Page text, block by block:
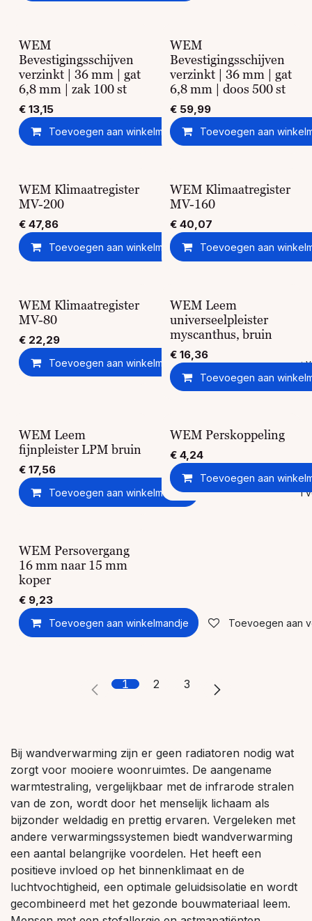
WEM
Bevestigingsschijven
verzinkt | 36 mm | gat
6,8 mm | zak 100 st
€ 13,15
Toevoegen aan winkelmandje Toevoegen aan
WEM
Bevestigingsschijven
verzinkt | 36 mm | gat
6,8 mm | doos 500 st
€ 59,99
Toevoegen aan
WEM Klimaatregister
MV-200
€ 47,86
Toevoegen aan winkelmandje Toevoegen aan
WEM Klimaatregister
MV-160
€ 40,07
Toevoegen aan
WEM Klimaatregister
MV-80
€ 22,29
Toevoegen aan winkelmandje Toevoegen aan
WEM Leem
universeelpleister
myscanthus, bruin
€ 16,36
Toevoegen aan
WEM Leem
fijnpleister LPM bruin
€ 17,56
Toevoegen aan winkelmandje Toevoegen aan
WEM Perskoppeling
€ 4,24
Toevoegen aan
WEM Persovergang
16 mm naar 15 mm
koper
€ 9,23
Toevoegen aan winkelmandje Toevoegen aan
1 2 3
Bij wandverwarming zijn er geen radiatoren nodig wat
zorgt voor mooiere woonruimtes. De aangename
warmtestraling, vergelijkbaar met de infrarode stralen
van de zon, wordt door het menselijk lichaam als
bijzonder weldadig en prettig ervaren. Vergeleken met
andere verwarmingssystemen biedt wandverwarming
een aantal belangrijke voordelen. Het heeft een
positieve invloed op het binnenklimaat en de
luchtvochtigheid, een optimale geluidsisolatie en wordt
gecombineerd met het gezonde bouwmateriaal leem.